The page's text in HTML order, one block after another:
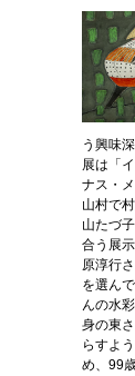
う興味
展は「
ナス・
山村で
山たづ
合う展
原淳行
を選ん
んの水
身の東
らすよ
め、99